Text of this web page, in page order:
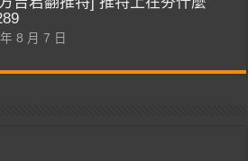
8 月 7 日